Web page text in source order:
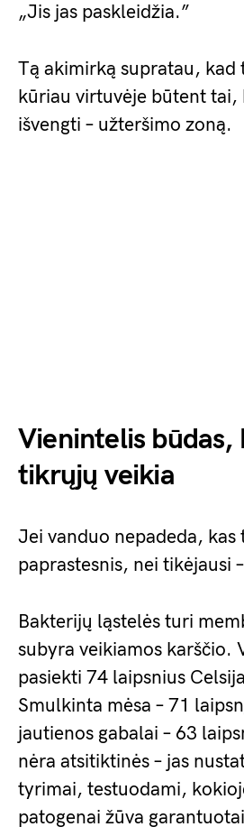
„Jis jas paskleidžia.”
Tą akimirką supratau, kad
kūriau virtuvėje būtent tai,
išvengti – užteršimo zoną.
Vienintelis būdas,
tikrųjų veikia
Jei vanduo nepadeda, kas
paprastesnis, nei tikėjausi
Bakterijų ląstelės turi
subyra veikiamos karščio.
pasiekti 74 laipsnius
Smulkinta mėsa – 71
jautienos gabalai – 63
nėra atsitiktinės – jas
tyrimai, testuodami,
patogenai žūva